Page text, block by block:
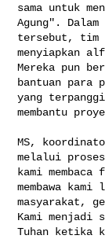
sama untuk
Agung".
tersebut, tim
menyiapkan
Mereka pun
bantuan para
yang
membantu
MS,
melalui
kami
membawa
masyarakat,
Kami menjadi
Tuhan ketika